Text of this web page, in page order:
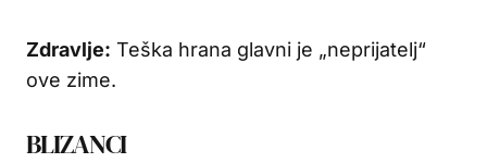
Zdravlje: Teška hrana glavni je „neprijatelj“
ove zime.
BLIZANCI